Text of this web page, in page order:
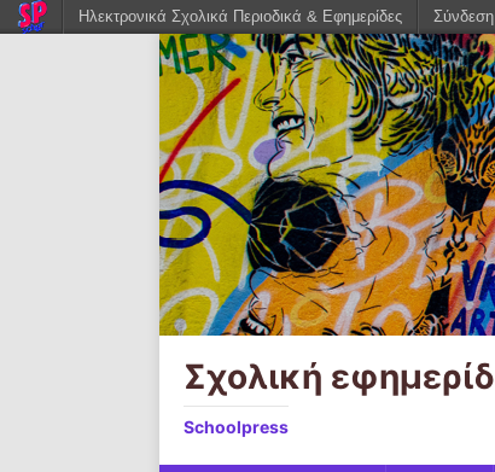
Σχολική
Schoolpress
Ηλεκτρονικά Σχολικά Περιοδικά & Εφημερίδες Σύνδεση